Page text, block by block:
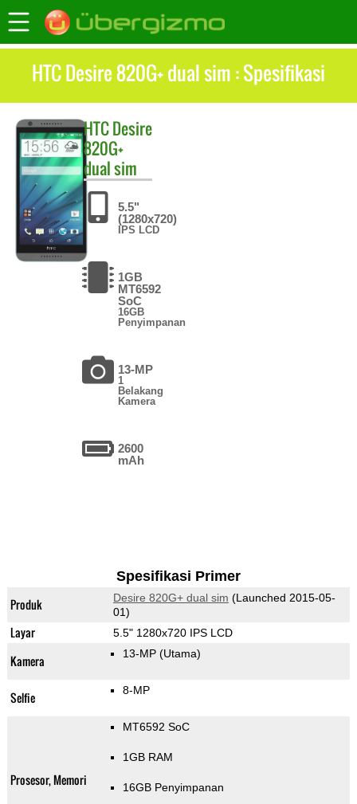
HTC Desire 820G+ dual sim : Spesifikasi
HTCDesire
820G+
dual sim
5.5"
(1280x720)
IPS LCD
1GB
MT6592
SoC
16GB
Penyimpanan
13-MP
1
Belakang
Kamera
2600
mAh
Spesifikasi Primer
Produk Desire 820G+ dual sim (Launched 2015-05-
01)
Layar 5.5" 1280x720 IPS LCD
Kamera 13-MP (Utama)
Selfie 8-MP
Prosesor, Memori
MT6592 SoC
1GB RAM
16GB Penyimpanan